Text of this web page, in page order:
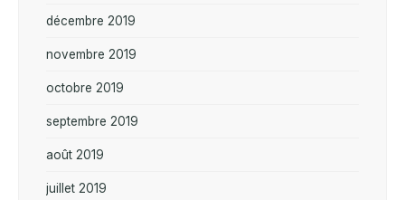
décembre 2019
novembre 2019
octobre 2019
septembre 2019
août 2019
juillet 2019